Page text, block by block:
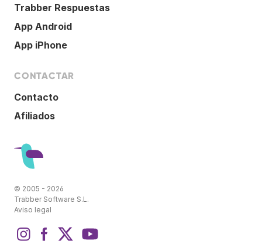
Trabber Respuestas
App Android
App iPhone
CONTACTAR
Contacto
Afiliados
© 2005 - 2026
Trabber Software S.L.
Aviso legal